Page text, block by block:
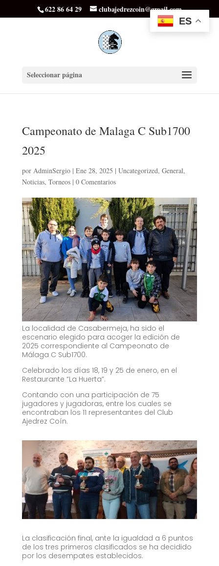
622 86 64 29 clubajedrezcoin@gmail.com
Seleccionar página
Campeonato de Malaga C Sub1700
2025
por AdminSergio| Ene 28, 2025 | Uncategorized, General,
Noticias, Torneos| 0 Comentarios
La localidad de Casabermeja, ha sido el
escenario elegido para acoger la edición de
2025 correspondiente al Campeonato de
Málaga C Sub1700.
Celebrado los días 18, 19 y 25 de enero, en el
Restaurante “La Huerta”.
Contando con una participación de 75
jugadores y jugadoras, entre los cuales se
encontraban los 11 representantes del Club
Ajedrez Coín.
La clasificación final, ante la igualdad a 6 puntos
de los tres primeros clasificados se ha decidido
por los desempates establecidos.
ES